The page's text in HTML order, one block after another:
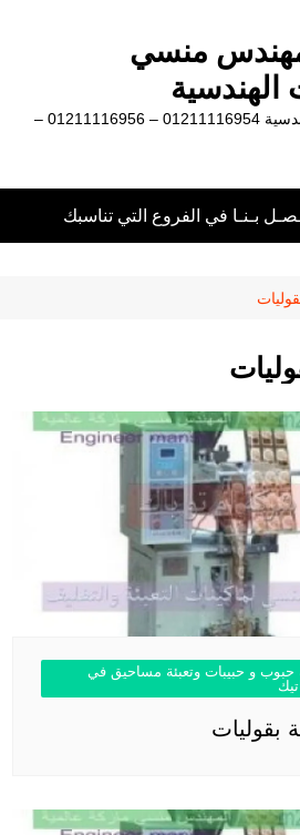
منسي
الهندسية
رائد الصناعات الهندسية 01211116954 – 01211116956 –
بـنـا في الفروع التي تناسبك
حبوب و حبيبات وتعبئة مساحيق في
بقوليات